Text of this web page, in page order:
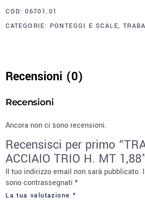
COD:06701.01
CATEGORIE: PONTEGGI E SCALE,
Recensioni (0)
Recensioni
Ancora non ci sono recensioni.
Recensisci per primo
ACCIAIO TRIO H. MT
Il tuo indirizzo email non sarà pubblicato.
sono contrassegnati*
La tua valutazione *